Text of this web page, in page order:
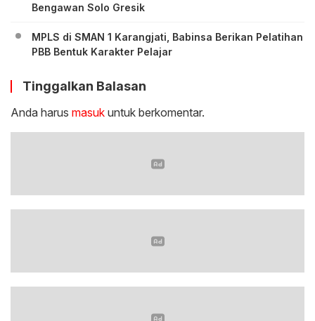
Bengawan Solo Gresik
MPLS di SMAN 1 Karangjati, Babinsa Berikan Pelatihan
PBB Bentuk Karakter Pelajar
Tinggalkan Balasan
Anda harus masuk untuk berkomentar.